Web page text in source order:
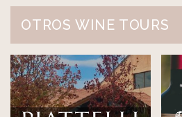
OTROS WINE TOURS